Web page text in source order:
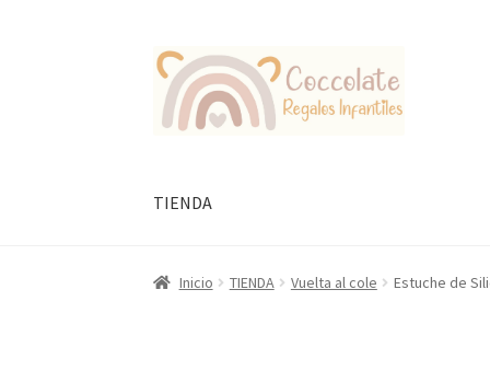
Ir
la
Ir
al
contenido
TIENDA
Inicio TIENDA Vuelta al cole Estuche de